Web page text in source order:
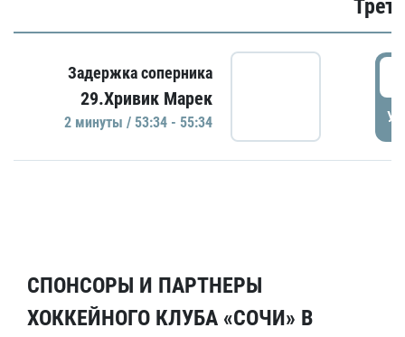
Задержка соперника
29.Хривик Марек
2 минуты / 53:34 - 55:34
СПОНСОРЫ И ПАРТНЕРЫ
ХОККЕЙНОГО КЛУБА «СОЧИ» В